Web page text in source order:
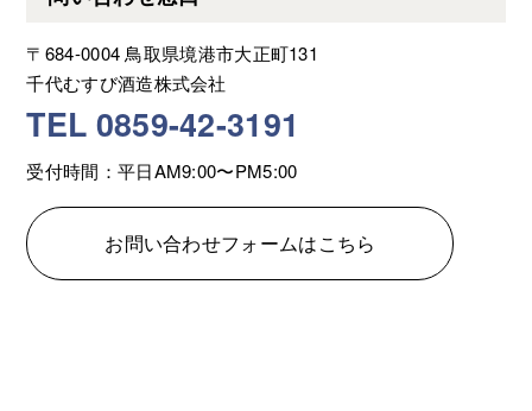
〒684-0004 鳥取県境港市大正町131
千代むすび酒造株式会社
TEL 0859-42-3191
受付時間：平日AM9:00〜PM5:00
お問い合わせフォームはこちら